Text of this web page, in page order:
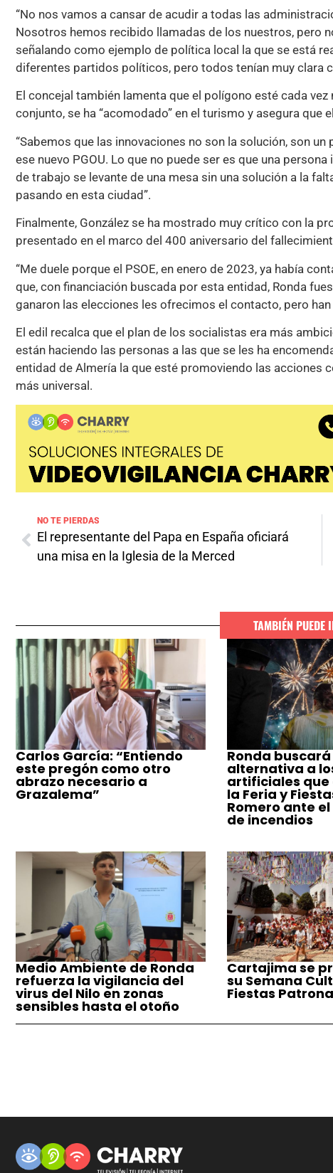
“No nos vamos a cansar de acudir a todas las
Nosotros hemos recibido llamadas de los nuestros, pero
señalando como ejemplo de política local la que se está
diferentes partidos políticos, pero todos tenían muy clara
El concejal también lamenta que el polígono esté cada
conjunto, se ha “acomodado” en el turismo y asegura
“Sabemos que las innovaciones no son la solución, son
ese nuevo PGOU. Lo que no puede ser es que una
de trabajo se levante de una mesa sin una solución a la
pasando en esta ciudad”.
Finalmente, González se ha mostrado muy crítico con la
presentado en el marco del 400 aniversario del
“Me duele porque el PSOE, en enero de 2023, ya había
que, con financiación buscada por esta entidad, Ronda
ganaron las elecciones les ofrecimos el contacto, pero
El edil recalca que el plan de los socialistas era más
están haciendo las personas a las que se les ha
entidad de Almería la que esté promoviendo las acciones
más universal.
NO TE PIERDAS
El representante del Papa en España oficiará
una misa en la Iglesia de la Merced
TAMBIÉN PUEDE
Carlos García: “Entiendo
este pregón como otro
abrazo necesario a
Grazalema”
Ronda
alternativa a
artificiales que
la Feria y
Romero ante
de incendios
Medio Ambiente de Ronda
refuerza la vigilancia del
virus del Nilo en zonas
sensibles hasta el otoño
Cartajima se
su Semana
Fiestas